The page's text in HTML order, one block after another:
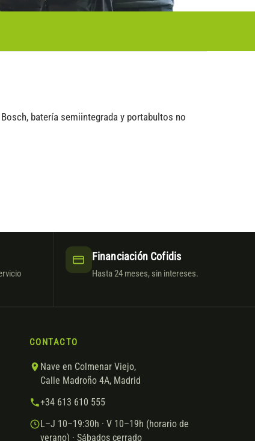
batería semiintegrada y portabultos no
Financiación Cofidis
Hasta 24 meses, sin intereses.
CONTACTO
Nave en Colmenar Viejo,
Calle Madroño 4A, Madrid
+34 613 610 555
L–J 10–19:30h · V 10–19h (horario de
verano) · Sábados cerrado